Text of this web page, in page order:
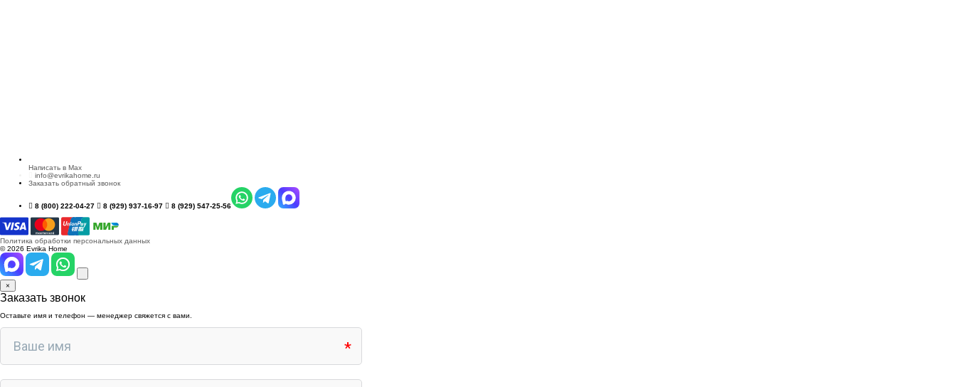
Написать в Max
info@evrikahome.ru
Заказать обратный звонок
8 (800) 222-04-27 8 (929) 937-16-97 8 (929) 547-25-56
Политика обработки персональных данных
© 2026 Evrika Home
×
Заказать звонок
Оставьте имя и телефон — менеджер свяжется с вами.